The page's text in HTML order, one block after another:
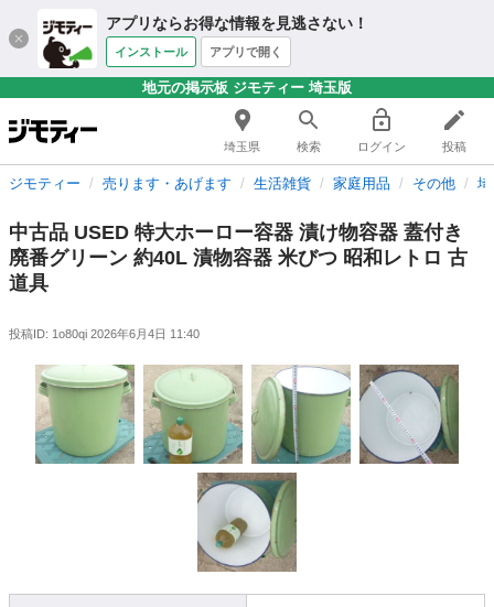
アプリならお得な情報を見逃さない！
インストール アプリで開く
地元の掲示板 ジモティー 埼玉版
埼玉県 検索 ログイン 投稿
ジモティー 売ります・あげます 生活雑貨 家庭用品 その他
中古品 USED 特大ホーロー容器 漬け物容器 蓋付き
廃番グリーン 約40L 漬物容器 米びつ 昭和レトロ 古
道具
投稿ID: 1o80qi 2026年6月4日 11:40